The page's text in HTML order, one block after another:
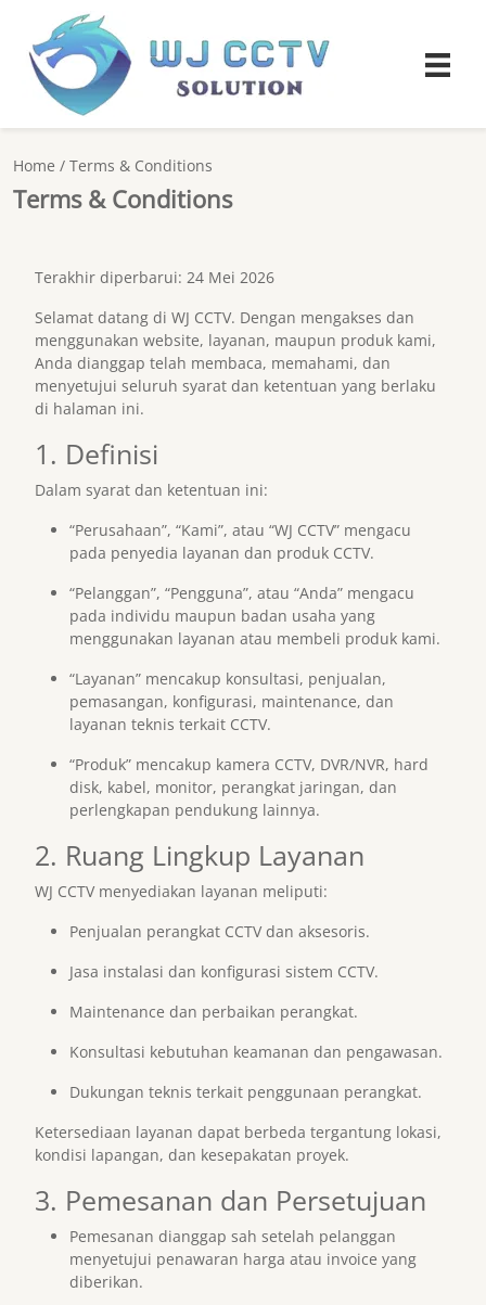
Home / Terms & Conditions
Terms & Conditions
Terakhir diperbarui: 24 Mei 2026
Selamat datang di WJ CCTV. Dengan mengakses dan
menggunakan website, layanan, maupun produk kami,
Anda dianggap telah membaca, memahami, dan
menyetujui seluruh syarat dan ketentuan yang berlaku
di halaman ini.
1. Definisi
Dalam syarat dan ketentuan ini:
“Perusahaan”, “Kami”, atau “WJ CCTV” mengacu
pada penyedia layanan dan produk CCTV.
“Pelanggan”, “Pengguna”, atau “Anda” mengacu
pada individu maupun badan usaha yang
menggunakan layanan atau membeli produk kami.
“Layanan” mencakup konsultasi, penjualan,
pemasangan, konfigurasi, maintenance, dan
layanan teknis terkait CCTV.
“Produk” mencakup kamera CCTV, DVR/NVR, hard
disk, kabel, monitor, perangkat jaringan, dan
perlengkapan pendukung lainnya.
2. Ruang Lingkup Layanan
WJ CCTV menyediakan layanan meliputi:
Penjualan perangkat CCTV dan aksesoris.
Jasa instalasi dan konfigurasi sistem CCTV.
Maintenance dan perbaikan perangkat.
Konsultasi kebutuhan keamanan dan pengawasan.
Dukungan teknis terkait penggunaan perangkat.
Ketersediaan layanan dapat berbeda tergantung lokasi,
kondisi lapangan, dan kesepakatan proyek.
3. Pemesanan dan Persetujuan
Pemesanan dianggap sah setelah pelanggan
menyetujui penawaran harga atau invoice yang
diberikan.